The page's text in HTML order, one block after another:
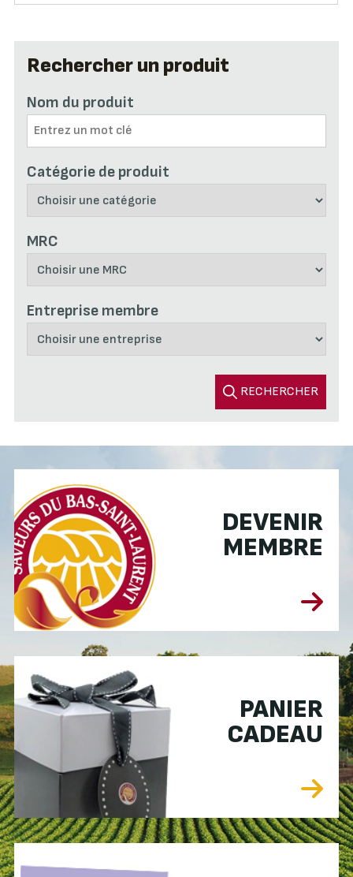
Rechercher un produit
Nom du produit
Catégorie de produit
MRC
Entreprise membre
RECHERCHER
DEVENIR
MEMBRE
PANIER
CADEAU